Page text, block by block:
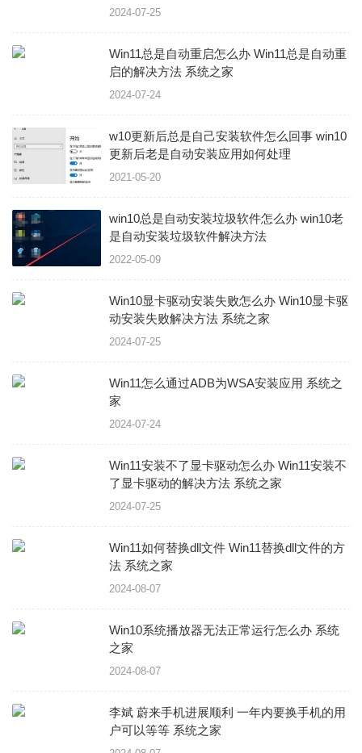
2024-07-25
Win11总是自动重启怎么办 Win11总是自动重
启的解决方法 系统之家
2024-07-24
w10更新后总是自己安装软件怎么回事 win10
更新后老是自动安装应用如何处理
2021-05-20
win10总是自动安装垃圾软件怎么办 win10老
是自动安装垃圾软件解决方法
2022-05-09
Win10显卡驱动安装失败怎么办 Win10显卡驱
动安装失败解决方法 系统之家
2024-07-25
Win11怎么通过ADB为WSA安装应用 系统之
家
2024-07-24
Win11安装不了显卡驱动怎么办 Win11安装不
了显卡驱动的解决方法 系统之家
2024-07-25
Win11如何替换dll文件 Win11替换dll文件的方
法 系统之家
2024-08-07
Win10系统播放器无法正常运行怎么办 系统
之家
2024-08-07
李斌 蔚来手机进展顺利 一年内要换手机的用
户可以等等 系统之家